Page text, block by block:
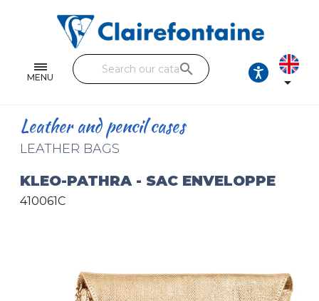
MENU
Single and double sheets
Fine arts
Handicraft
Pencil cases & Leather goods
search

Leather and pencil cases
LEATHER BAGS
KLEO-PATHRA - SAC ENVELOPPE
410061C